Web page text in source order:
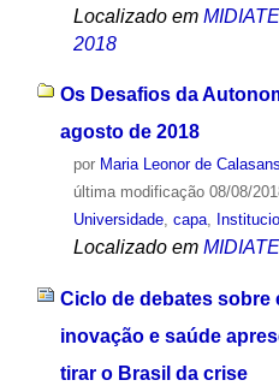
Localizado em
2018
Os Desafios da
agosto de 2018
por Maria Leonor de Calasans
última modificação08/08/
Universidade, capa,
Localizado em
Ciclo de debates sobre
inovação e saúde
tirar o Brasil da crise